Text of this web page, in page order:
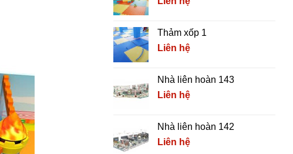
Thảm xốp 1
Liên hệ
Nhà liên hoàn 143
Liên hệ
Nhà liên hoàn 142
Liên hệ